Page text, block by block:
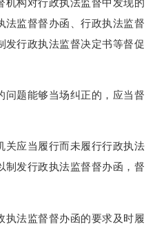
构对行政执法监督中发现的
法监督督办函、行政执法监督
发行政执法监督决定书等督促
问题能够当场纠正的，应当督
应当履行而未履行行政执法
制发行政执法监督督办函，督
执法监督督办函的要求及时履